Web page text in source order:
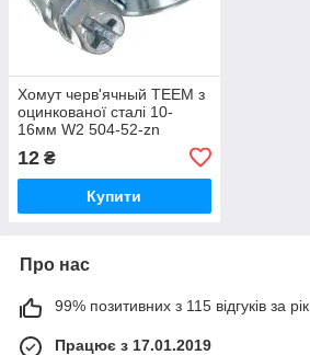
Хомут черв'ячный TEEM з
оцинкованої сталі 10-
16мм W2 504-52-zn
12 ₴
Купити
Про нас
99% позитивних з 115 відгуків за рік
Працює з 17.01.2019